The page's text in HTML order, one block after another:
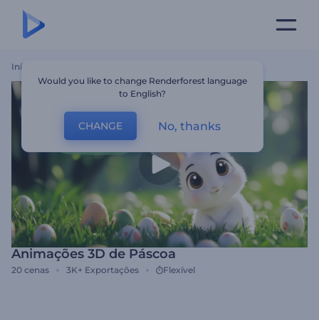
Início
Animações 3D de Páscoa
20 cenas 3K+ Exportações Flexível
Would you like to change Renderforest language
to English?
CHANGE No, thanks